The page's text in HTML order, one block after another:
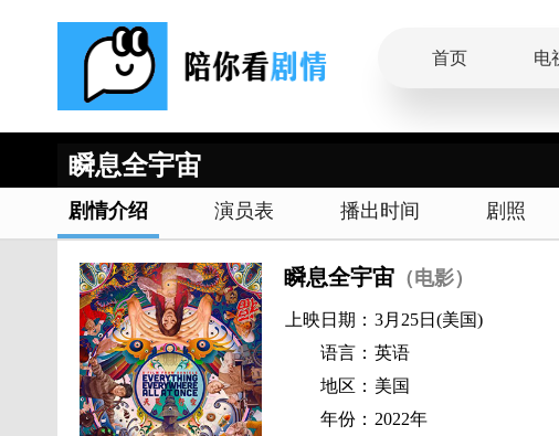
首页 电
瞬息全宇宙
剧情介绍 演员表 播出时间 剧照
瞬息全宇宙 （电影）
上映日期： 3月25日(美国)
语言： 英语
地区： 美国
年份： 2022年